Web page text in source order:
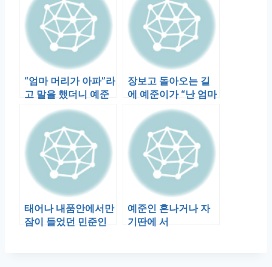
“엄마 머리가 아파”라
고 말을 했더니 예준
이가 내 이마를 짚어
보며 …
장보고 돌아오는 길
에 예준이가 “난 엄마
랑 결혼 할꺼야..”란
다. 이…
태어나 내품안에서만
잠이 들었던 민준인
예준인 혼나거나 자
기딴에 서